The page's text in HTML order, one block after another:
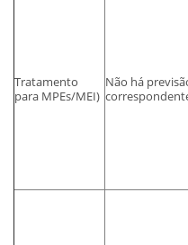
Tratamento
para MPEs/MEI)
Não há